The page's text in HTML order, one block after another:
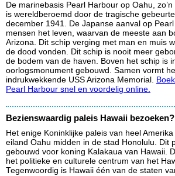
De marinebasis Pearl Harbour op Oahu,
is wereldberoemd door de tragische
december 1941. De Japanse aanval op
mensen het leven, waarvan de meeste aan
Arizona. Dit schip verging met man en muis
de dood vonden. Dit schip is nooit meer
de bodem van de haven. Boven het schip is
oorlogsmonument gebouwd. Samen vormt
indrukwekkende USS Arizona Memorial.
Pearl Harbour snel en voordelig online.
Bezienswaardig paleis Hawaii
Het enige Koninklijke paleis van heel
eiland Oahu midden in de stad Honolulu. Dit
gebouwd voor koning Kalakaua van Hawaii.
het politieke en culturele centrum van het
Tegenwoordig is Hawaii één van de staten